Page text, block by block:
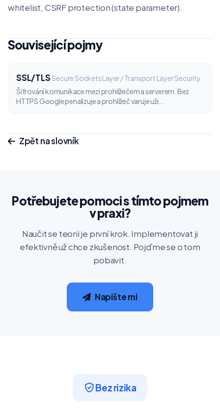
whitelist, CSRF protection (state parameter).
Související pojmy
SSL/TLSSecure Sockets Layer / Transport Layer Security
Šifrování komunikace mezi prohlížečem a serverem. Bez
HTTPS Google penalizuje a prohlížeč varuje uži...
Zpět na slovník
Potřebujete pomoci s tímto pojmem
v praxi?
Naučit se teorii je první krok. Implementovat ji
efektivně už chce zkušenost. Pojďme se o tom
pobavit.
Napište mi
Bez rizika